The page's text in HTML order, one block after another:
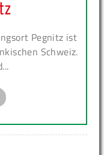
Pegnitz ist
Schweiz.